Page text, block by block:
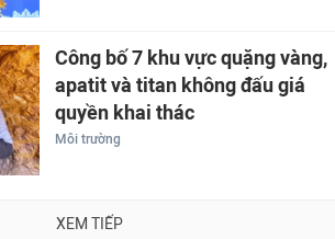
Công bố 7 khu vực quặng vàng,
apatit và titan không đấu giá
quyền khai thác
Môi trường
XEM TIẾP